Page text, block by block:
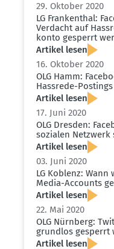
29. Oktober 2020
LG Frankenthal:
Verdacht auf
konto gesperrt
Artikel lesen
16. Oktober 2020
OLG Hamm:
Hassrede-
Artikel lesen
17. Juni 2020
OLG Dresden:
sozialen Netzwerk
Artikel lesen
03. Juni 2020
LG Koblenz:
Media-Accounts
Artikel lesen
22. Mai 2020
OLG Nürnberg:
grundlos gesperrt
Artikel lesen